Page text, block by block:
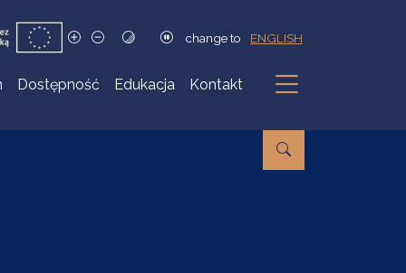
change to ENGLISH
Dostępność Edukacja Kontakt
Podmenu